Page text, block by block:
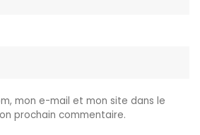
mon e-mail et mon site dans le
prochain commentaire.